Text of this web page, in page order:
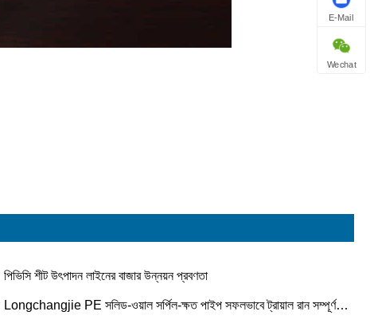
পিভিসি শীট উৎপাদন লাইনের বাজার উন্নয়ন প্রবণতা
Longchangjie PE সলিড-ওয়াল সর্পিল-ক্ষত পাইপ সফলভাবে ট্রায়াল রান সম্পূর্ণ
E-Mail
Wechat